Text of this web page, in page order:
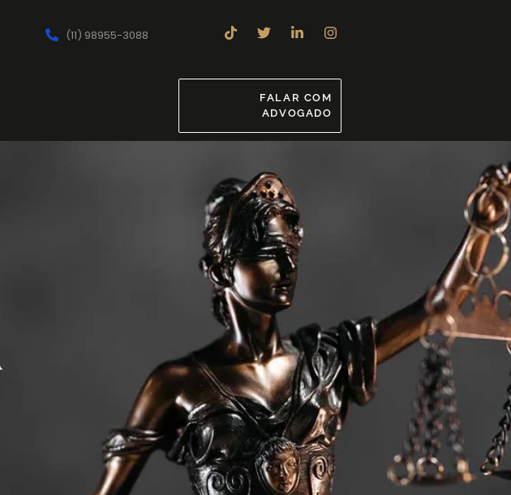
(11) 98955-3088
FALAR COM
ADVOGADO